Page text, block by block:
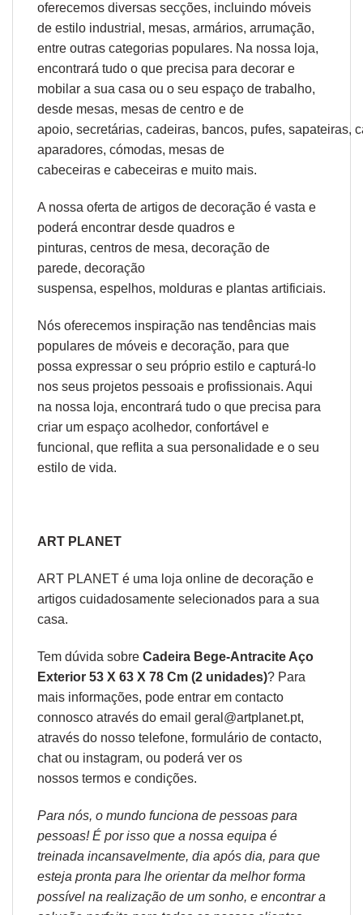
oferecemos diversas secções, incluindo móveis
de estilo industrial, mesas, armários, arrumação,
entre outras categorias populares. Na nossa loja,
encontrará tudo o que precisa para decorar e
mobilar a sua casa ou o seu espaço de trabalho,
desde mesas, mesas de centro e de
apoio, secretárias, cadeiras, bancos, pufes, sapateiras,
aparadores, cómodas, mesas de
cabeceiras e cabeceiras e muito mais.
A nossa oferta de artigos de decoração é vasta e
poderá encontrar desde quadros e
pinturas, centros de mesa, decoração de
parede, decoração
suspensa, espelhos, molduras e plantas artificiais.
Nós oferecemos inspiração nas tendências mais
populares de móveis e decoração, para que
possa expressar o seu próprio estilo e capturá-lo
nos seus projetos pessoais e profissionais. Aqui
na nossa loja, encontrará tudo o que precisa para
criar um espaço acolhedor, confortável e
funcional, que reflita a sua personalidade e o seu
estilo de vida.
ART PLANET
ART PLANET é uma loja online de decoração e
artigos cuidadosamente selecionados para a sua
casa.
Tem dúvida sobre Cadeira Bege-Antracite Aço
Exterior 53 X 63 X 78 Cm (2 unidades)? Para
mais informações, pode entrar em contacto
connosco através do email geral@artplanet.pt,
através do nosso telefone, formulário de contacto,
chat ou instagram, ou poderá ver os
nossos termos e condições.
Para nós, o mundo funciona de pessoas para
pessoas! É por isso que a nossa equipa é
treinada incansavelmente, dia após dia, para que
esteja pronta para lhe orientar da melhor forma
possível na realização de um sonho, e encontrar a